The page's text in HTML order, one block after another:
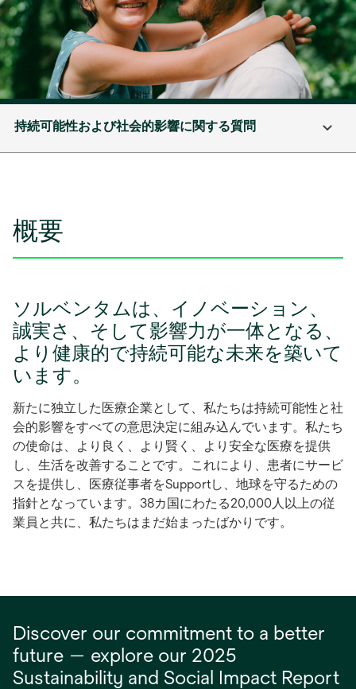
持続可能性および社会的影響に関する質問
概要
ソルベンタムは、イノベーション、
誠実さ、そして影響力が一体となる、
より健康的で持続可能な未来を築いて
います。
新たに独立した医療企業として、私たちは持続可能性と社
会的影響をすべての意思決定に組み込んでいます。私たち
の使命は、より良く、より賢く、より安全な医療を提供
し、生活を改善することです。これにより、患者にサービ
スを提供し、医療従事者をSupportし、地球を守るための
指針となっています。38カ国にわたる20,000人以上の従
業員と共に、私たちはまだ始まったばかりです。
Discover our commitment to a better
future — explore our 2025
Sustainability and Social Impact Report